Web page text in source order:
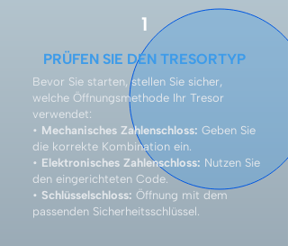
1
PRÜFEN SIE DEN TRESORTYP
Bevor Sie starten, stellen Sie sicher,
welche Öffnungsmethode Ihr Tresor
verwendet:
• Mechanisches Zahlenschloss: Geben Sie
die korrekte Kombination ein.
• Elektronisches Zahlenschloss: Nutzen Sie
den eingerichteten Code.
• Schlüsselschloss: Öffnung mit dem
passenden Sicherheitsschlüssel.